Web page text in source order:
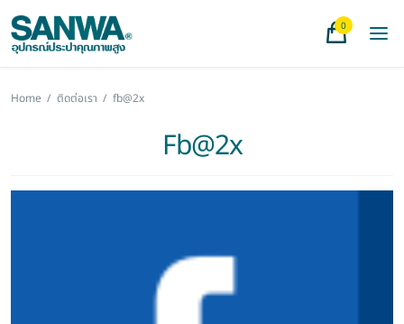
0
Home / ติดต่อเรา / fb@2x
Fb@2x